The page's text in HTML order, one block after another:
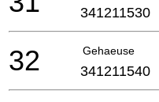
341211530
Gehaeuse
32 341211540